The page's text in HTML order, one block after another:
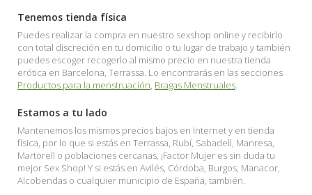
Tenemos tienda física
Puedes realizar la compra en nuestro sexshop online y recibirlo
con total discreción en tu domicilio o tu lugar de trabajo y también
puedes escoger recogerlo al mismo precio en nuestra tienda
erótica en Barcelona, Terrassa. Lo encontrarás en las secciones
Productos para la menstruación, Bragas Menstruales.
Estamos a tu lado
Mantenemos los mismos precios bajos en Internet y en tienda
física, por lo que si estás en Terrassa, Rubí, Sabadell, Manresa,
Martorell o poblaciones cercanas, ¡Factor Mujer es sin duda tu
mejor Sex Shop! Y si estás en Avilés, Córdoba, Burgos, Manacor,
Alcobendas o cualquier municipio de España, también.